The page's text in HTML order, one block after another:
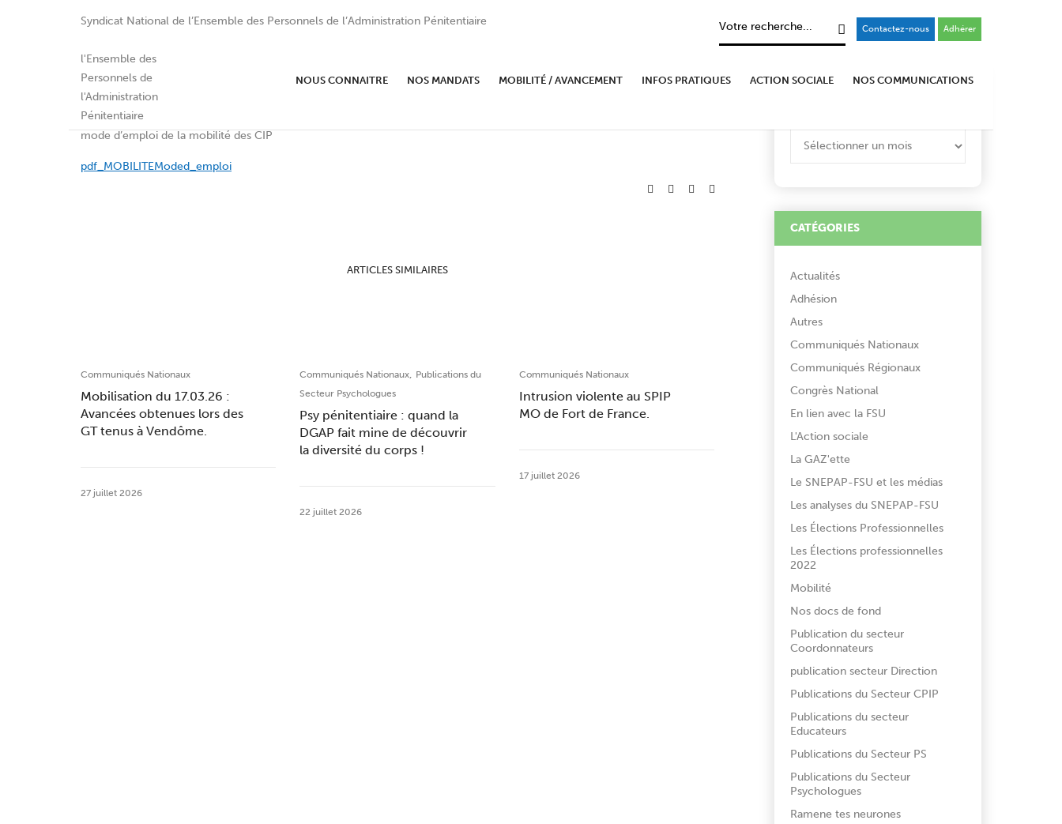
Syndicat National de l’Ensemble des Personnels de l’Administration Pénitentiaire
Contactez-nous Adhérer
NOUS CONNAITRE NOS MANDATS MOBILITÉ / AVANCEMENT INFOS PRATIQUES ACTION SOCIALE NOS COMMUNICATIONS
Pour les CIP
mode d’emploi de la mobilité des CIP
pdf_MOBILITEModed_emploi
ARTICLES SIMILAIRES
Communiqués Nationaux
Mobilisation du 17.03.26 :
Avancées obtenues lors des
GT tenus à Vendôme.
27 juillet 2026
Communiqués Nationaux, Publications du
Secteur Psychologues
Psy pénitentiaire : quand la
DGAP fait mine de découvrir
la diversité du corps !
22 juillet 2026
Communiqués Nationaux
Intrusion violente au SPIP
MO de Fort de France.
17 juillet 2026
ARCHIVES
ARCHIVES
CATÉGORIES
Actualités
Adhésion
Autres
Communiqués Nationaux
Communiqués Régionaux
Congrès National
En lien avec la FSU
L'Action sociale
La GAZ'ette
Le SNEPAP-FSU et les médias
Les analyses du SNEPAP-FSU
Les Élections Professionnelles
Les Élections professionnelles
2022
Mobilité
Nos docs de fond
Publication du secteur
Coordonnateurs
publication secteur Direction
Publications du Secteur CPIP
Publications du secteur
Educateurs
Publications du Secteur PS
Publications du Secteur
Psychologues
Ramene tes neurones